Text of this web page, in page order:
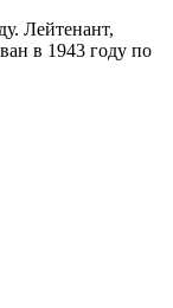
Лейтенант,
в 1943 году по